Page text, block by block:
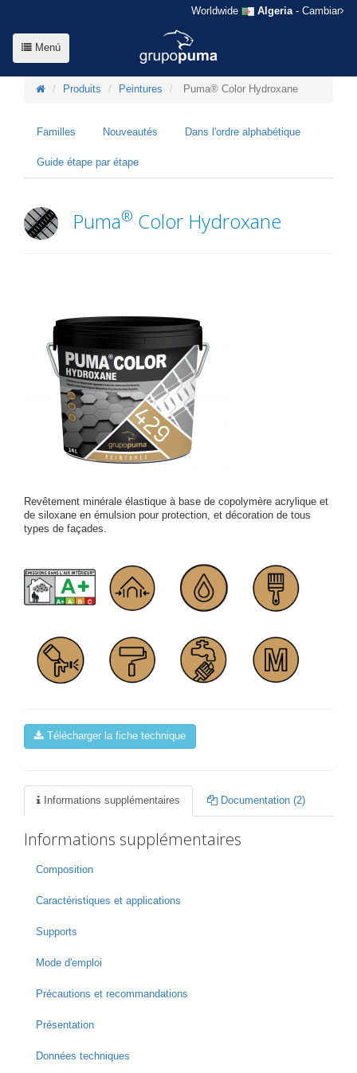
Worldwide Algeria- Cambiar
Menú
Produits Peintures Puma® Color Hydroxane
Familles Nouveautés Dans l'ordre alphabétique
Guide étape par étape
Puma® Color Hydroxane
Revêtement minérale élastique à base de copolymère acrylique et
de siloxane en émulsion pour protection, et décoration de tous
types de façades.
Télécharger la fiche technique
Informations supplémentaires Documentation (2)
Informations supplémentaires
Composition
Caractéristiques et applications
Supports
Mode d'emploi
Précautions et recommandations
Présentation
Données techniques